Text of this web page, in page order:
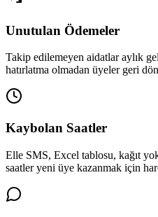
Unutulan Ödemeler
Takip edilemeyen aidatlar aylık
hatırlatma olmadan üyeler geri
Kaybolan Saatler
Elle SMS, Excel tablosu, kağıt
saatler yeni üye kazanmak için